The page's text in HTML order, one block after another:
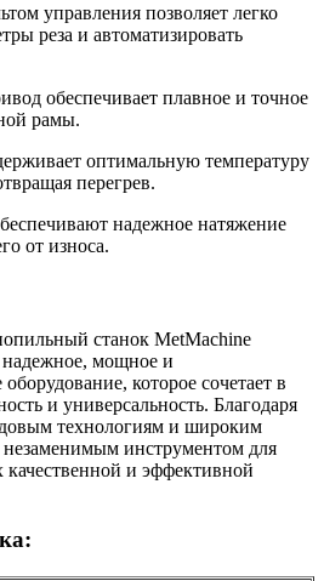
управления позволяет легко
реза и автоматизировать
обеспечивает плавное и точное
рамы.
оптимальную температуру
перегрев.
надежное натяжение
от износа.
станок MetMachine
мощное и
которое сочетает в
и универсальность. Благодаря
технологиям и широким
незаменимым инструментом для
и эффективной